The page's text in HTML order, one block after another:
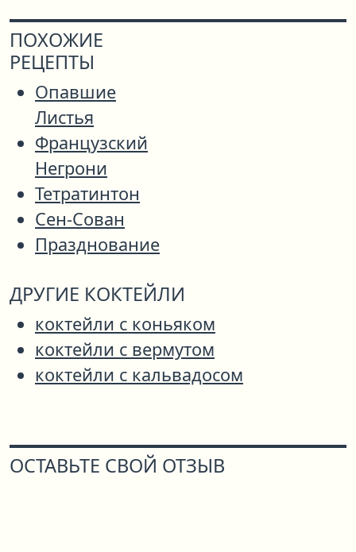
ПОХОЖИЕ
РЕЦЕПТЫ
Опавшие
Листья
Французский
Негрони
Тетратинтон
Сен-Сован
Празднование
ДРУГИЕ КОКТЕЙЛИ
коктейли с коньяком
коктейли с вермутом
коктейли с кальвадосом
ОСТАВЬТЕ СВОЙ ОТЗЫВ